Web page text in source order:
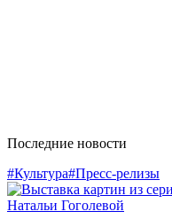
Последние новости
#Культура#Пресс-релизы